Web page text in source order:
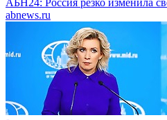
АБН24: Россия резко изменила
abnews.ru